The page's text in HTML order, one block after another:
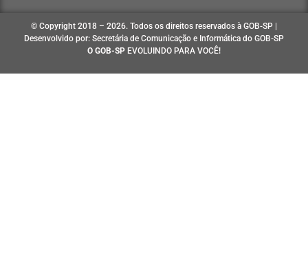
© Copyright 2018 – 2026. Todos os direitos reservados à GOB-SP |
Desenvolvido por: Secretária de Comunicação e Informática do GOB-SP
O GOB-SP EVOLUINDO PARA VOCÊ!